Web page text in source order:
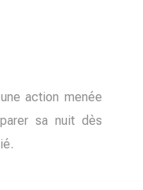
action menée
sa nuit dès